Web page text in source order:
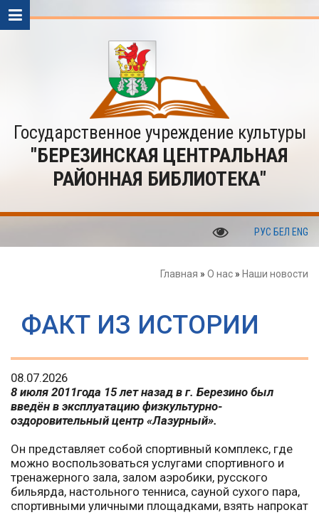
Государственное учреждение культуры
"БЕРЕЗИНСКАЯ ЦЕНТРАЛЬНАЯ
РАЙОННАЯ БИБЛИОТЕКА"
РУС БЕЛ ENG
Главная » О нас » Наши новости
ФАКТ ИЗ ИСТОРИИ
08.07.2026
8 июля 2011года 15 лет назад в г. Березино был
введён в эксплуатацию физкультурно-
оздоровительный центр «Лазурный».
Он представляет собой спортивный комплекс, где
можно воспользоваться услугами спортивного и
тренажерного зала, залом аэробики, русского
бильярда, настольного тенниса, сауной сухого пара,
спортивными уличными площадками, взять напрокат